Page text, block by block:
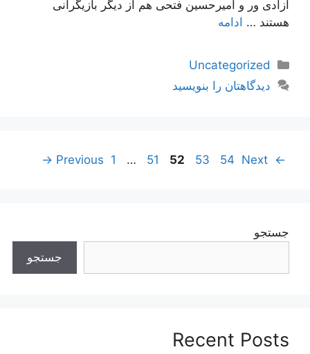
آزادی ور و امیرحسین فتحی هم از دیگر بازیگرانی
هستند … ادامه
دسته‌ها
Uncategorized
دیدگاهتان را بنویسید
ناوبری
←
Page 1 …
Page 51
Page 52
Page 53
Page 54 Next
→
جستجو
جستجو
Recent Posts